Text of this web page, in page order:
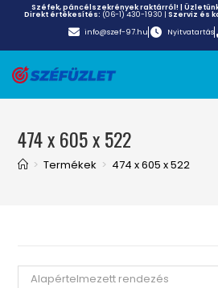
Széfek, páncélszekrények raktárról! |
Direkt értékesítés: (06-1) 430-1930 | Szerviz és
info@szef-97.hu
Nyitvatartás
474 x 605 x 522
> Termékek > 474 x 605 x 522
Alapértelmezett rendezés